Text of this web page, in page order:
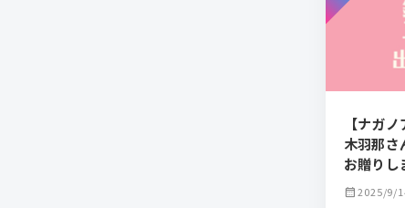
【ナガ
木羽那さ
お贈りし
calendar_month2025/9/